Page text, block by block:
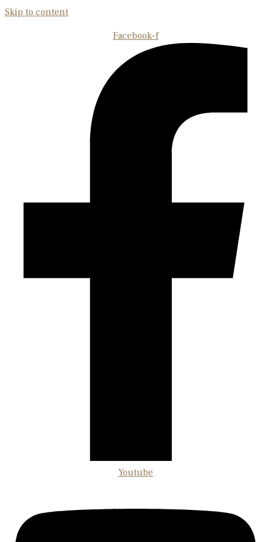
Skip to content
Facebook-f
Youtube